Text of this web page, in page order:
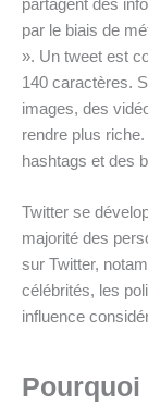
partagent des
par le biais de
». Un tweet est
140 caractères.
images, des
rendre plus
hashtags et des
Twitter se
majorité des
sur Twitter,
célébrités, les
influence
Pourquoi